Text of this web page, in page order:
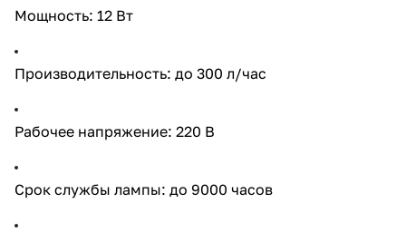
Мощность: 12 Вт
Производительность: до 300 л/час
Рабочее напряжение: 220 В
Срок службы лампы: до 9000 часов